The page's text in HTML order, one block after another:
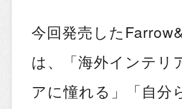
今回発売した
は、「海外インテ
アに憧れる」「自